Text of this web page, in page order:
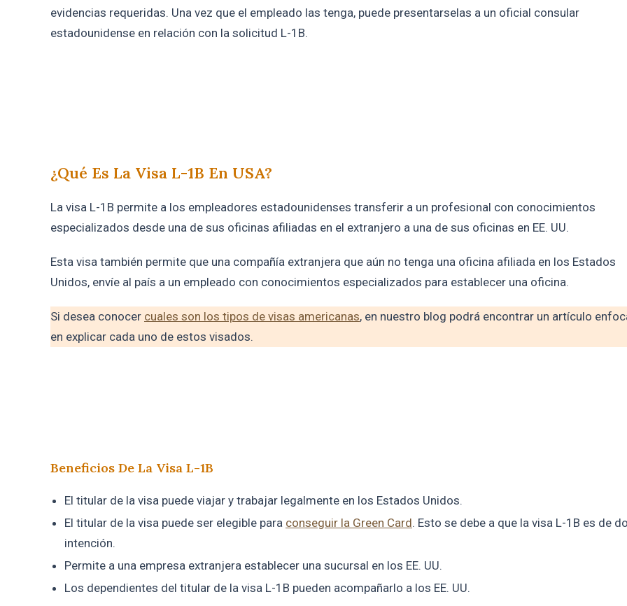
evidencias requeridas. Una vez que el empleado las tenga, puede presentarselas a un oficial consular
estadounidense en relación con la solicitud L-1B.
¿Qué Es La Visa L-1B En USA?
La visa L-1B permite a los empleadores estadounidenses transferir a un profesional con conocimientos
especializados desde una de sus oficinas afiliadas en el extranjero a una de sus oficinas en EE. UU.
Esta visa también permite que una compañía extranjera que aún no tenga una oficina afiliada en los Estados
Unidos, envíe al país a un empleado con conocimientos especializados para establecer una oficina.
Si desea conocer cuales son los tipos de visas americanas, en nuestro blog podrá encontrar un artículo
en explicar cada uno de estos visados.
Beneficios De La Visa L-1B
El titular de la visa puede viajar y trabajar legalmente en los Estados Unidos.
El titular de la visa puede ser elegible para conseguir la Green Card. Esto se debe a que la visa L-1B es de
intención.
Permite a una empresa extranjera establecer una sucursal en los EE. UU.
Los dependientes del titular de la visa L-1B pueden acompañarlo a los EE. UU.